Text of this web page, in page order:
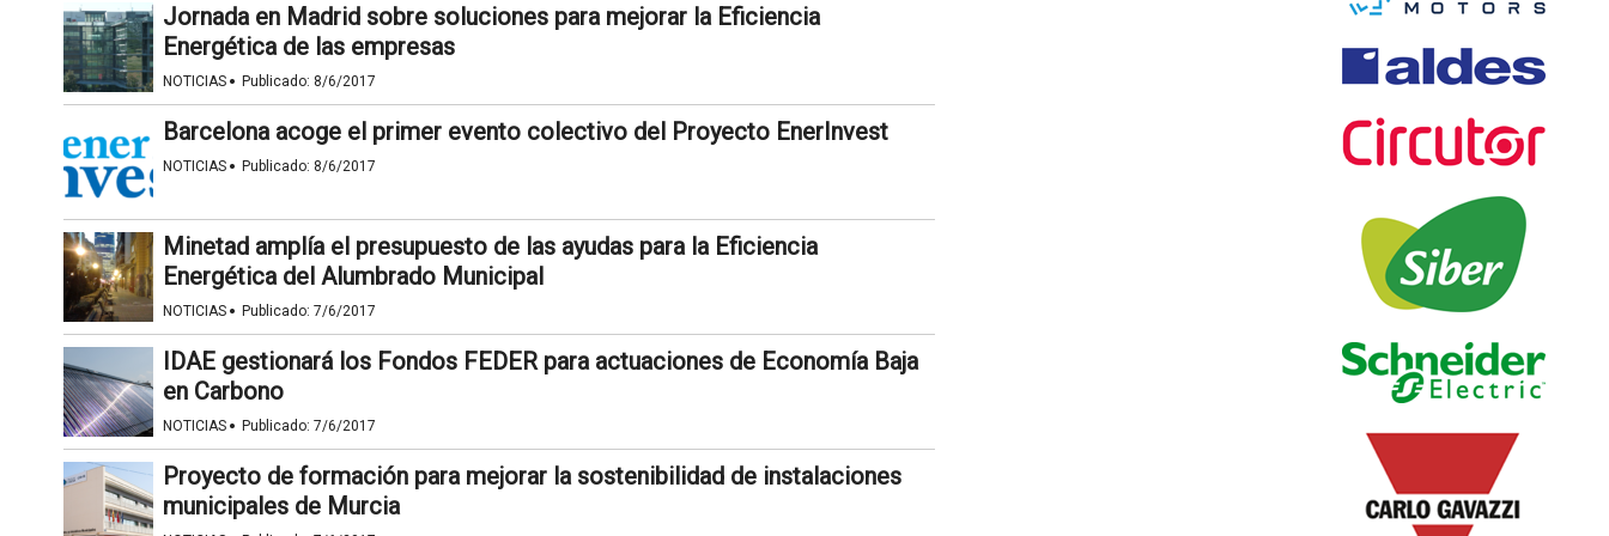
Jornada en Madrid sobre soluciones para mejorar la Eficiencia
Energética de las empresas
NOTICIAS · Publicado: 8/6/2017
Barcelona acoge el primer evento colectivo del Proyecto EnerInvest
NOTICIAS · Publicado: 8/6/2017
Minetad amplía el presupuesto de las ayudas para la Eficiencia
Energética del Alumbrado Municipal
NOTICIAS · Publicado: 7/6/2017
IDAE gestionará los Fondos FEDER para actuaciones de Economía Baja
en Carbono
NOTICIAS · Publicado: 7/6/2017
Proyecto de formación para mejorar la sostenibilidad de instalaciones
municipales de Murcia